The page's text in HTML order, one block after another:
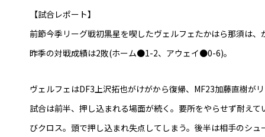
【試合レポート】
前節今季リーグ戦初黒星を喫したヴェルフェたかはら那須は
昨季の対戦成績は2敗(ホーム●1-2、アウェイ●0-6)。
ヴェルフェはDF3上沢拓也がけがから復帰、MF23加藤直樹が
試合は前半、押し込まれる場面が続く。要所をやらせず耐え
びクロス。頭で押し込まれ失点してしまう。後半は相手のシ